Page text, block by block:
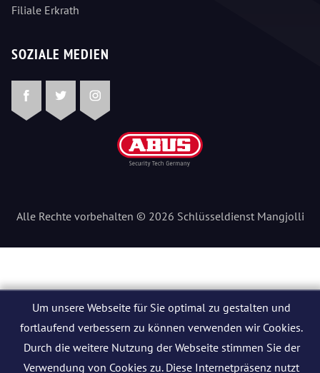
Filiale Erkrath
SOZIALE MEDIEN
FacebookTwitterInstagram
Alle Rechte vorbehalten © 2026 Schlüsseldienst Mangjolli
Um unsere Webseite für Sie optimal zu gestalten und
fortlaufend verbessern zu können verwenden wir Cookies.
Durch die weitere Nutzung der Webseite stimmen Sie der
Verwendung von Cookies zu. Diese Internetpräsenz nutzt